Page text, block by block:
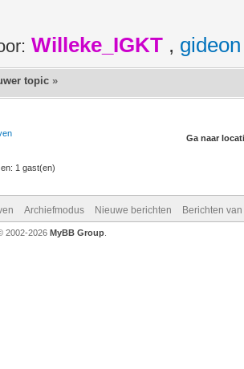
Willeke_IGKT , gideon
topic »
Ga naar
1 gast(en)
Archiefmodus Nieuwe berichten Berichten
© 2002-2026 MyBB Group